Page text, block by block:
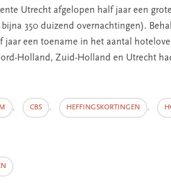
Utrecht afgelopen half jaar een
350 duizend overnachtingen).
jaar een toename in het aantal
Holland, Zuid-Holland en Utrecht
, CBS , HEFFINGSKORTINGEN ,